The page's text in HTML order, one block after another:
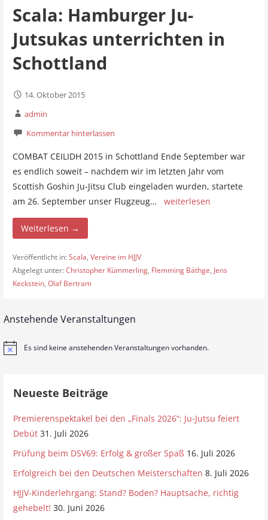
Scala: Hamburger Ju-
Jutsukas unterrichten in
Schottland
14. Oktober 2015
admin
Kommentar hinterlassen
COMBAT CEILIDH 2015 in Schottland Ende September war
es endlich soweit – nachdem wir im letzten Jahr vom
Scottish Goshin Ju-Jitsu Club eingeladen wurden, startete
am 26. September unser Flugzeug… weiterlesen
Weiterlesen →
Veröffentlicht in:Scala, Vereine im HJJV
Abgelegt unter:Christopher Kümmerling, Flemming Bäthge, Jens
Keckstein, Olaf Bertram
Anstehende Veranstaltungen
H
Es sind keine anstehenden Veranstaltungen vorhanden.
Neueste Beiträge
Premierenspektakel bei den „Finals 2026“: Ju-Jutsu feiert
Debüt 31. Juli 2026
Prüfung beim DSV69: Erfolg & großer Spaß 16. Juli 2026
Erfolgreich bei den Deutschen Meisterschaften 8. Juli 2026
HJJV-Kinderlehrgang: Stand? Boden? Hauptsache, richtig
gehebelt! 30. Juni 2026